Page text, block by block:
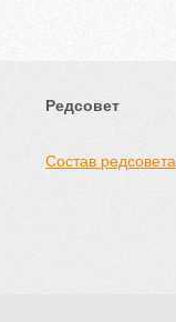
Редсовет
Состав редсовета